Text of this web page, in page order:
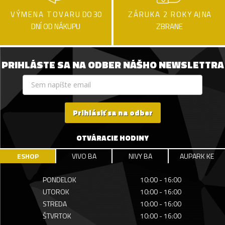
VÝMENA TOVARU DO 30
DNÍ OD NÁKUPU
ZÁRUKA 2 ROKY AJ NA
ZBRANE
PRIHLÁSTE SA NA ODBER NÁŠHO NEWSLETTRA
Prihlásiť sa na odber
OTVÁRACIE HODINY
ESHOP VIVO BA NIVY BA AUPARK KE
PONDELOK
10:00 - 16:00
UTOROK
10:00 - 16:00
STREDA
10:00 - 16:00
ŠTVRTOK
10:00 - 16:00